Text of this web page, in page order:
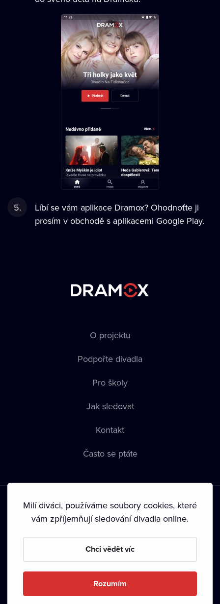
Líbí se vám aplikace Dramox? Ohodnoťte ji
prosím v obchodě s aplikacemi Google Play.
O projektu
Podpořte divadla
Pro školy
Jak sledovat
Kontakt
Často se ptáte
Podmínky používání • Ochrana soukromí • Zásady používání
• Autorská práva•
Milí diváci, používáme soubory cookies, které
vám zpříjemňují sledování divadla online.
Chci vědět víc
Rozumím